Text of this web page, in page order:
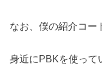
なお、僕の紹介コー
身近にPBKを使って